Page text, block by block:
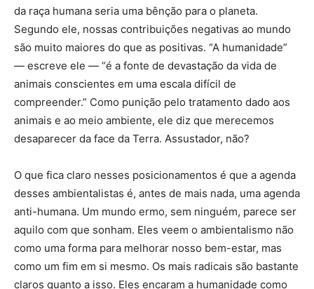
da raça humana seria uma bênção para o planeta.
Segundo ele, nossas contribuições negativas ao mundo
são muito maiores do que as positivas. “A humanidade”
— escreve ele — “é a fonte de devastação da vida de
animais conscientes em uma escala difícil de
compreender.” Como punição pelo tratamento dado aos
animais e ao meio ambiente, ele diz que merecemos
desaparecer da face da Terra. Assustador, não?
O que fica claro nesses posicionamentos é que a agenda
desses ambientalistas é, antes de mais nada, uma agenda
anti-humana. Um mundo ermo, sem ninguém, parece ser
aquilo com que sonham. Eles veem o ambientalismo não
como uma forma para melhorar nosso bem-estar, mas
como um fim em si mesmo. Os mais radicais são bastante
claros quanto a isso. Eles encaram a humanidade como